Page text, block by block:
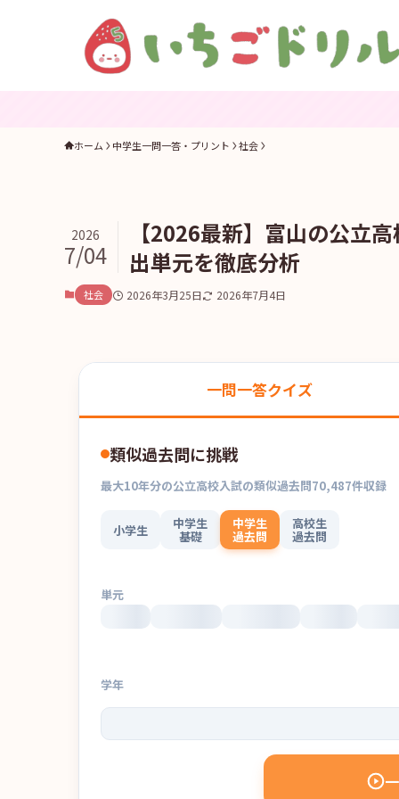
ホーム 中学生一問一答・プリント 社会
【2026最新】富山の公立
出単元を徹底分析
2026
7/04
社会 2026年3月25日 2026年7月4日
一問一答クイズ
類似過去問に挑戦
最大10年分の公立高校入試の類似過去問70,487件収録
小学生 中学生
基礎
中学生
過去問
高校生
過去問
単元
学年